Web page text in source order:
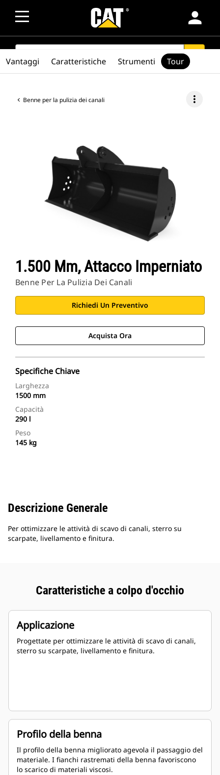
person
SEARCH search
Benne per la pulizia dei canali more_vert
1.500 Mm, Attacco Imperniato
Benne Per La Pulizia Dei Canali
Richiedi Un Preventivo
Acquista Ora
Specifiche Chiave
Larghezza
1500 mm
Capacità
290 l
Peso
145 kg
Vantaggi Caratteristiche Strumenti Tour
Descrizione Generale
Per ottimizzare le attività di scavo di canali, sterro su
scarpate, livellamento e finitura.
Caratteristiche a colpo d'occhio
Applicazione
Progettate per ottimizzare le attività di scavo di canali,
sterro su scarpate, livellamento e finitura.
Profilo della benna
Il profilo della benna migliorato agevola il passaggio del
materiale. I fianchi rastremati della benna favoriscono
lo scarico di materiali viscosi.